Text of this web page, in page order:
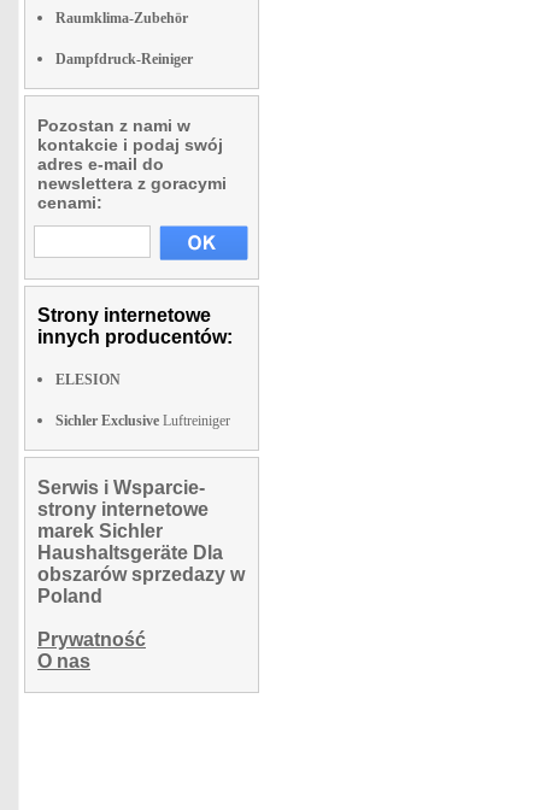
Raumklima-Zubehör
Dampfdruck-Reiniger
Pozostan z nami w
kontakcie i podaj swój
adres e-mail do
newslettera z goracymi
cenami:
Strony internetowe
innych producentów:
ELESION
Sichler Exclusive Luftreiniger
Serwis i Wsparcie-
strony internetowe
marek Sichler
Haushaltsgeräte Dla
obszarów sprzedazy w
Poland
Prywatność
O nas